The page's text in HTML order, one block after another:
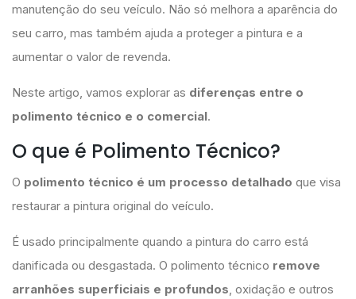
manutenção do seu veículo. Não só melhora a aparência do
seu carro, mas também ajuda a proteger a pintura e a
aumentar o valor de revenda.
Neste artigo, vamos explorar as diferenças entre o
polimento técnico e o comercial.
O que é Polimento Técnico?
O polimento técnico é um processo detalhado que visa
restaurar a pintura original do veículo.
É usado principalmente quando a pintura do carro está
danificada ou desgastada. O polimento técnico remove
arranhões superficiais e profundos , oxidação e outros